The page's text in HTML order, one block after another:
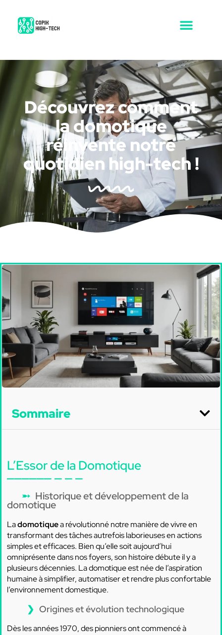
Découvrez comment
la domotique
réinvente notre
quotidien high-tech !
Sommaire
L’Essor de la Domotique
Historique et développement de la
domotique
Ladomotiquea révolutionné notre manière de vivre en
transformant des tâches autrefois laborieuses en actions
simples et efficaces. Bien qu’elle soit aujourd’hui
omniprésente dans nos foyers, son histoire débute il y a
plusieurs décennies. La domotique est née de l’aspiration
humaine à simplifier, automatiser et rendre plus confortable
l’environnement domestique.
Origines et évolution technologique
Dès les années 1970, des pionniers ont commencé à